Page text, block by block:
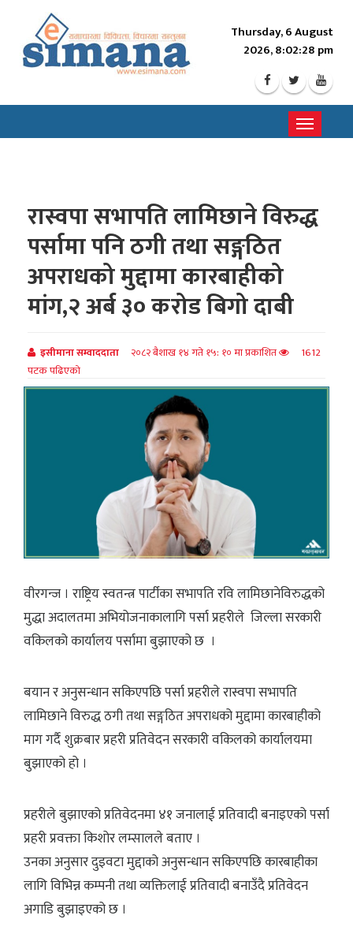
Thursday, 6 August
2026, 8:02:30 pm
Toggle
रास्वपा सभापति लामिछाने विरुद्ध
पर्सामा पनि ठगी तथा सङ्गठित
अपराधको मुद्दामा कारबाहीको
मांग,२ अर्ब ३० करोड बिगो दाबी
इसीमाना सम्वाददाता २०८२ बैशाख १४ गते १५: १० मा प्रकाशित
1612
पटक पढिएको
वीरगन्ज । राष्ट्रिय स्वतन्त्र पार्टीका सभापति रवि लामिछानेविरुद्धको
मुद्धा अदालतमा अभियोजनाकालागि पर्सा प्रहरीले जिल्ला सरकारी
वकिलको कार्यालय पर्सामा बुझाएको छ ।
बयान र अनुसन्धान सकिएपछि पर्सा प्रहरीले रास्वपा सभापति
लामिछाने विरुद्ध ठगी तथा सङ्गठित अपराधको मुद्दामा कारबाहीको
माग गर्दै शुक्रबार प्रहरी प्रतिवेदन सरकारी वकिलको कार्यालयमा
बुझाएको हो ।
प्रहरीले बुझाएको प्रतिवेदनमा ४१ जनालाई प्रतिवादी बनाइएको पर्सा
प्रहरी प्रवक्ता किशोर लम्सालले बताए ।
उनका अनुसार दुइवटा मुद्दाको अनुसन्धान सकिएपछि कारबाहीका
लागि विभिन्न कम्पनी तथा व्यक्तिलाई प्रतिवादी बनाउँदै प्रतिवेदन
अगाडि बुझाइएको छ ।